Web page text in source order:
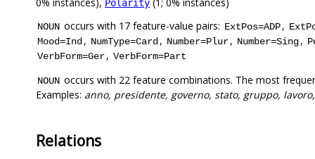
Polarity
NOUN occurs with 17 feature-value pairs: ExtPos=ADP,
Mood=Ind , NumType=Card , Number=Plur, Number=Sing,
VerbForm=Ger, VerbForm=Part
NOUN occurs with 22 feature combinations. The most
Examples: anno, presidente, governo, stato, gruppo,
Relations